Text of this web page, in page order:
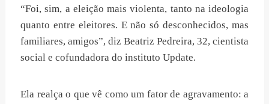
“Foi, sim, a eleição mais violenta, tanto na ideologia
quanto entre eleitores. E não só desconhecidos, mas
familiares, amigos”, diz Beatriz Pedreira, 32, cientista
social e cofundadora do instituto Update.
Ela realça o que vê como um fator de agravamento: a